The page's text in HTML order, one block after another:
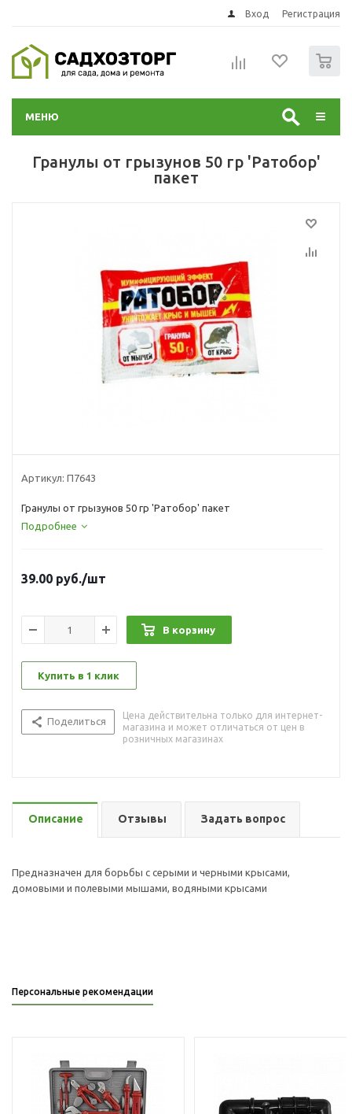
Вход Регистрация
МЕНЮ
Гранулы от грызунов 50 гр 'Ратобор'
пакет
Артикул: П7643
Гранулы от грызунов 50 гр 'Ратобор' пакет
Подробнее
39.00 руб./шт
В корзину
Купить в 1 клик
Поделиться
Цена действительна только для интернет-
магазина и может отличаться от цен в
розничных магазинах
Описание Отзывы Задать вопрос
Предназначен для борьбы с серыми и черными крысами,
домовыми и полевыми мышами, водяными крысами
Персональные рекомендации